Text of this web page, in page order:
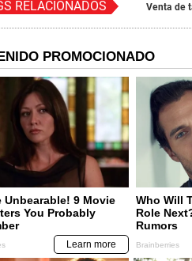
RELACIONADOS Venta de